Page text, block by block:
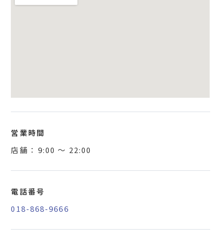
営業時間
店舗 ： 9:00 〜 22:00
電話番号
018-868-9666